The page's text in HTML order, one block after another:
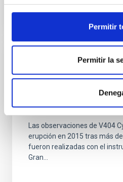
Permitir
Permitir la
Astrofísicos del IAC
viento en las
negro
Las observaciones de V404
erupción en 2015 tras más
fueron realizadas con el
Gran...